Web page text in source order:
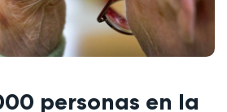
personas en la